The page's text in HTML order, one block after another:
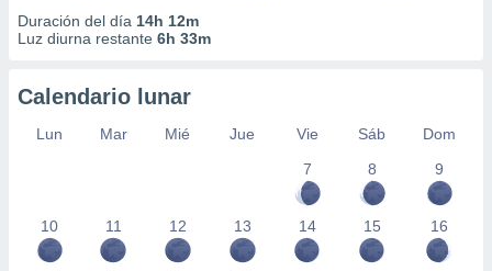
Duración del día 14h 12m
Luz diurna restante 6h 33m
Calendario lunar
Lun Mar Mié Jue Vie Sáb
Dom
7
8 9
10 11 12 13 14 15 16